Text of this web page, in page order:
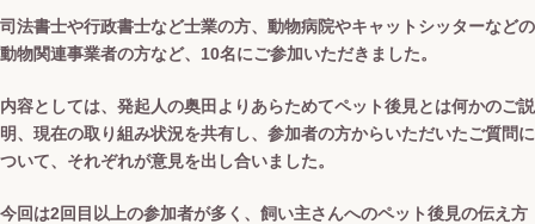
司法書士や行政書士など士業の方、動物病院やキャットシッターなどの
動物関連事業者の方など、10名にご参加いただきました。
内容としては、発起人の奥田よりあらためてペット後見とは何かのご説
明、現在の取り組み状況を共有し、参加者の方からいただいたご質問に
ついて、それぞれが意見を出し合いました。
今回は2回目以上の参加者が多く、飼い主さんへのペット後見の伝え方